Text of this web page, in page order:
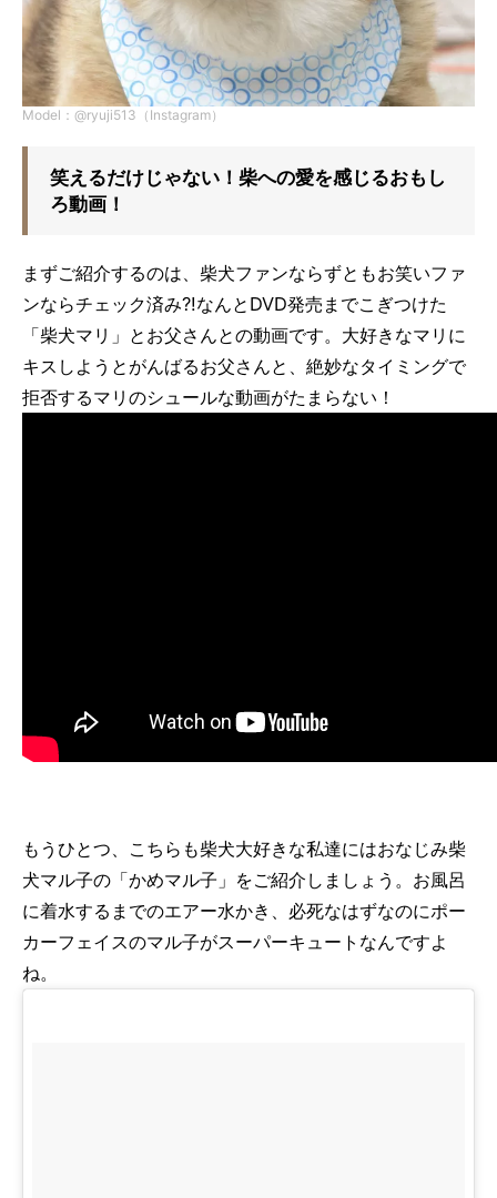
Model：@ryuji513（Instagram）
笑えるだけじゃない！柴への愛を感じるおもし
ろ動画！
まずご紹介するのは、柴犬ファンならずともお笑いファ
ンならチェック済み?!なんとDVD発売までこぎつけた
「柴犬マリ」とお父さんとの動画です。大好きなマリに
キスしようとがんばるお父さんと、絶妙なタイミングで
拒否するマリのシュールな動画がたまらない！
もうひとつ、こちらも柴犬大好きな私達にはおなじみ柴
犬マル子の「かめマル子」をご紹介しましょう。お風呂
に着水するまでのエアー水かき、必死なはずなのにポー
カーフェイスのマル子がスーパーキュートなんですよ
ね。